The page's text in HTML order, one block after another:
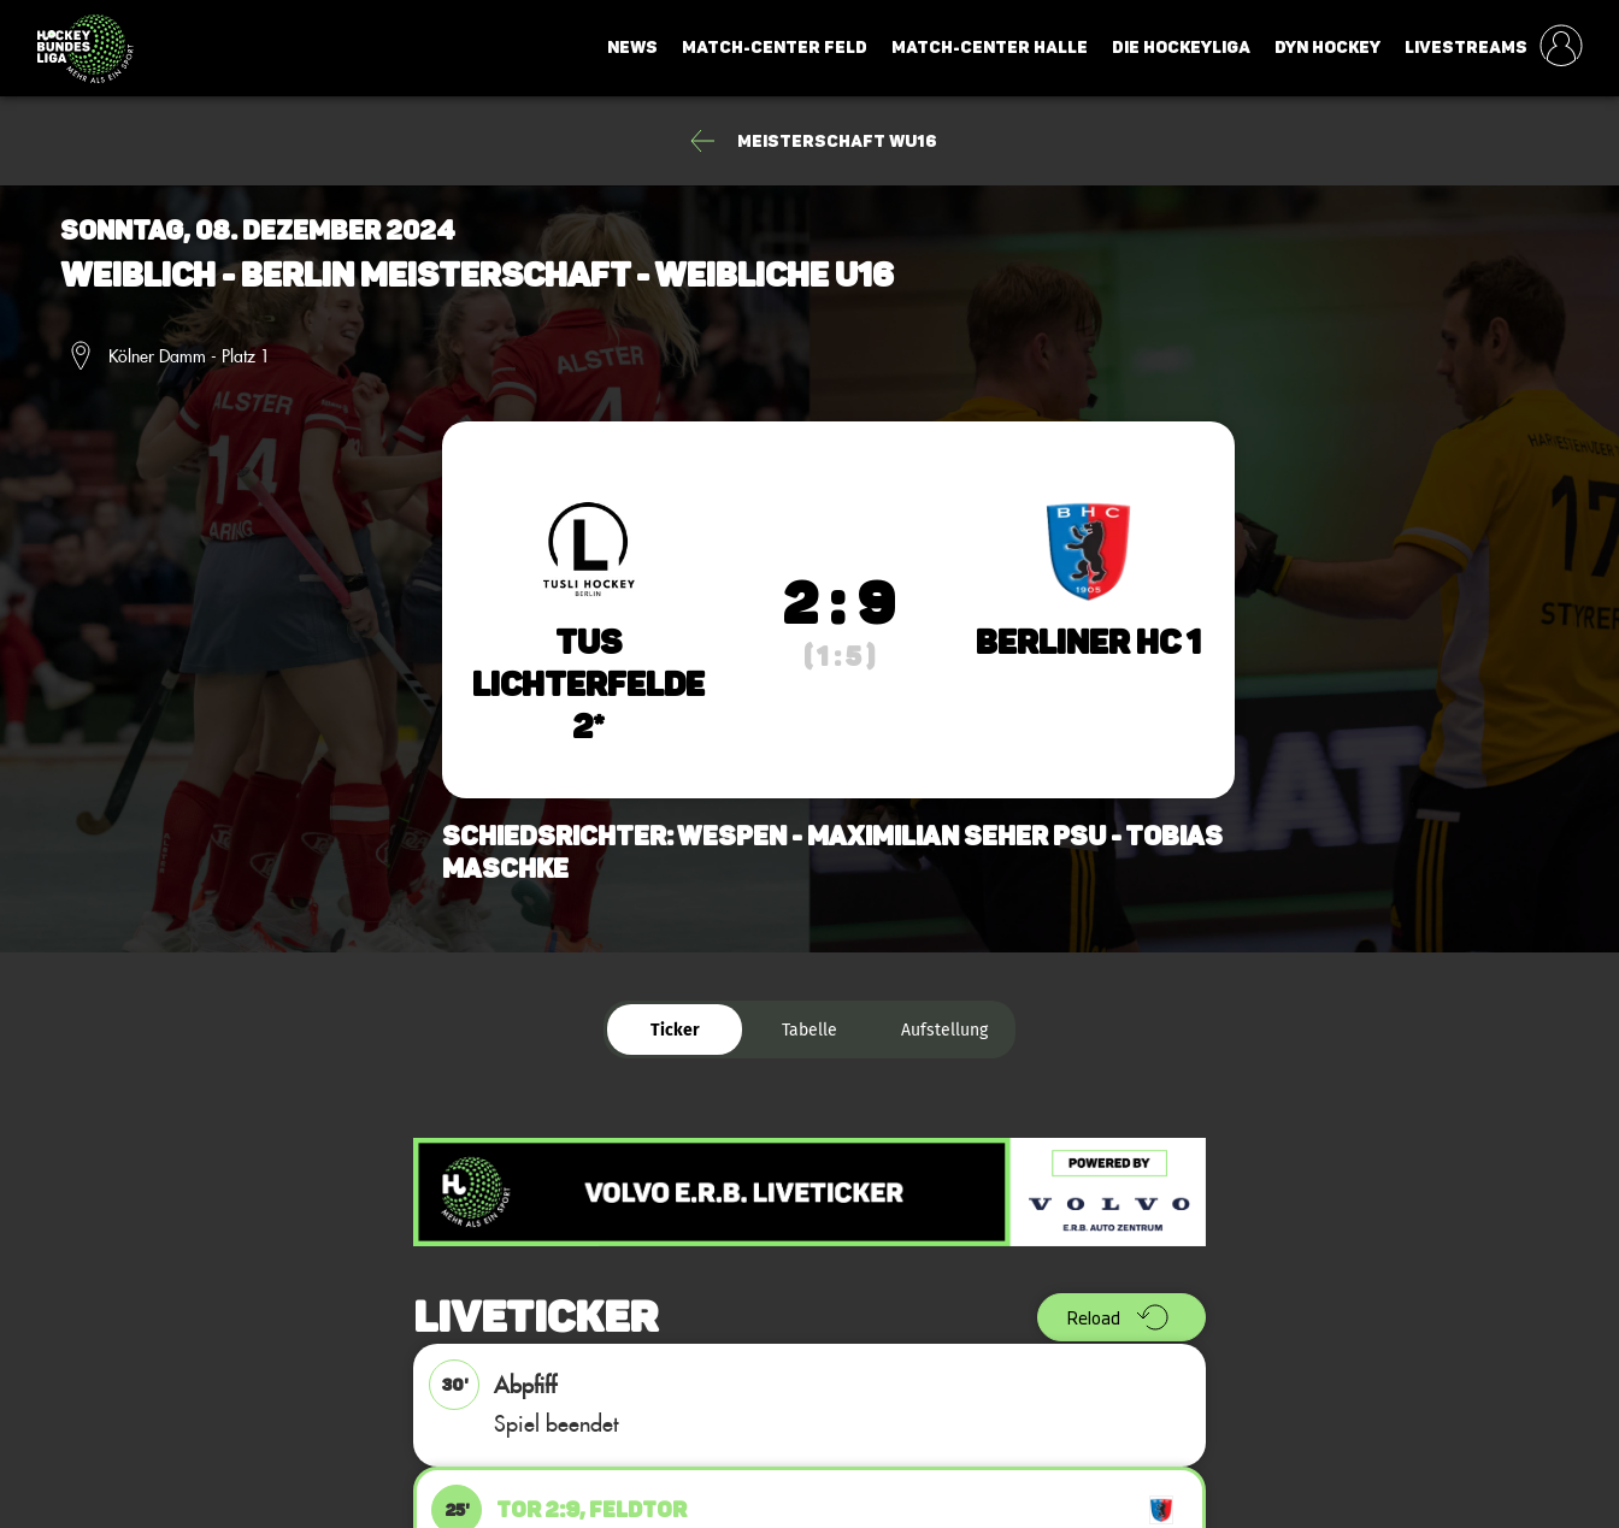
NEWS MATCH-CENTER FELD MATCH-CENTER HALLE DIE HOCKEYLIGA DYN HOCKEY LIVESTREAMS
Meisterschaft wU16
Sonntag, 08. Dezember 2024
Weiblich - BERLIN Meisterschaft - Weibliche U16
Kölner Damm - Platz 1
TuS
Lichterfelde
2*
2 : 9
( 1 : 5 ) Berliner HC 1
Schiedsrichter: Wespen - Maximilian Seher PSU - Tobias
Maschke
Ticker Tabelle Aufstellung
Liveticker Reload
30'
Abpfiff
Spiel beendet
25' TOR 2:9, FELDTOR